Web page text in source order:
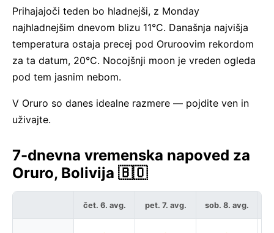
Prihajajoči teden bo hladnejši, z Monday
najhladnejšim dnevom blizu 11°C. Današnja najvišja
temperatura ostaja precej pod Oruroovim rekordom
za ta datum, 20°C. Nocojšnji moon je vreden ogleda
pod tem jasnim nebom.
V Oruro so danes idealne razmere — pojdite ven in
uživajte.
7-dnevna vremenska napoved za
Oruro, Bolivija 🇧🇴
čet. 6. avg. pet. 7. avg. sob. 8. avg.